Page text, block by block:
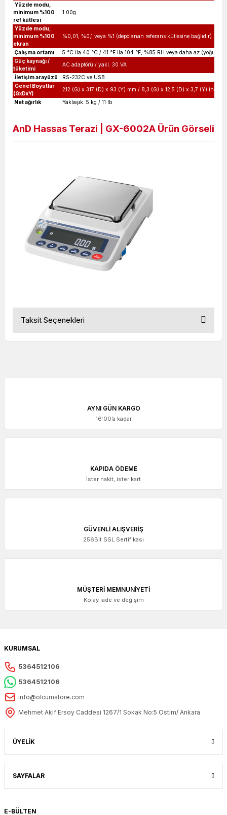
Yüzde modu,
minimum %100
ref kütlesi
1.00g
Yüzde modu,
minimum %100
ekran
%0,01, %0,1 veya %1 (depolanan referans kütlesine bağlıdır)
Çalışma ortamı
5 °C ila 40 °C / 41 °F ila 104 °F, %85 RH veya daha az
Güç kaynağı /
tüketimi
AC adaptörü / yakl. 30 VA
İletişim arayüzü
RS-232C ve USB
Genel Boyutlar
(GxDxY)
212 (G) x 317 (D) x 93 (Y) mm / 8,3 (G) x 12,5 (D) x 3,7 (Y) inç
Net ağırlık Yaklaşık. 5 kg / 11 lb
AnD Hassas Terazi | GX-6002A Ürün Görseli
Taksit Seçenekleri
AYNI GÜN KARGO
16:00’a kadar
KAPIDA ÖDEME
İster nakit, ister kart
GÜVENLİ ALIŞVERİŞ
256Bit SSL Sertifikası
MÜŞTERİ MEMNUNİYETİ
Kolay iade ve değişim
KURUMSAL
5364512106
5364512106
info@olcumstore.com
Mehmet Akif Ersoy Caddesi 1267/1 Sokak No:5 Ostim/ Ankara
ÜYELİK
SAYFALAR
E-BÜLTEN